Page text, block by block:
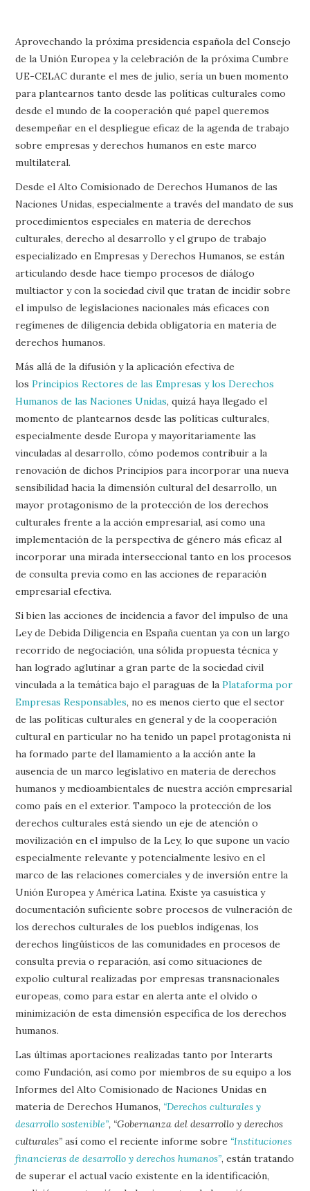
Aprovechando la próxima presidencia española del Consejo
de la Unión Europea y la celebración de la próxima Cumbre
UE-CELAC durante el mes de julio, sería un buen momento
para plantearnos tanto desde las políticas culturales como
desde el mundo de la cooperación qué papel queremos
desempeñar en el despliegue eficaz de la agenda de trabajo
sobre empresas y derechos humanos en este marco
multilateral.
Desde el Alto Comisionado de Derechos Humanos de las
Naciones Unidas, especialmente a través del mandato de sus
procedimientos especiales en materia de derechos
culturales, derecho al desarrollo y el grupo de trabajo
especializado en Empresas y Derechos Humanos, se están
articulando desde hace tiempo procesos de diálogo
multiactor y con la sociedad civil que tratan de incidir sobre
el impulso de legislaciones nacionales más eficaces con
regímenes de diligencia debida obligatoria en materia de
derechos humanos.
Más allá de la difusión y la aplicación efectiva de
losPrincipios Rectores de las Empresas y los Derechos
Humanos de las Naciones Unidas, quizá haya llegado el
momento de plantearnos desde las políticas culturales,
especialmente desde Europa y mayoritariamente las
vinculadas al desarrollo, cómo podemos contribuir a la
renovación de dichos Principios para incorporar una nueva
sensibilidad hacia la dimensión cultural del desarrollo, un
mayor protagonismo de la protección de los derechos
culturales frente a la acción empresarial, así como una
implementación de la perspectiva de género más eficaz al
incorporar una mirada interseccional tanto en los procesos
de consulta previa como en las acciones de reparación
empresarial efectiva.
Si bien las acciones de incidencia a favor del impulso de una
Ley de Debida Diligencia en España cuentan ya con un largo
recorrido de negociación, una sólida propuesta técnica y
han logrado aglutinar a gran parte de la sociedad civil
vinculada a la temática bajo el paraguas de laPlataforma por
Empresas Responsables, no es menos cierto que el sector
de las políticas culturales en general y de la cooperación
cultural en particular no ha tenido un papel protagonista ni
ha formado parte del llamamiento a la acción ante la
ausencia de un marco legislativo en materia de derechos
humanos y medioambientales de nuestra acción empresarial
como país en el exterior. Tampoco la protección de los
derechos culturales está siendo un eje de atención o
movilización en el impulso de la Ley, lo que supone un vacío
especialmente relevante y potencialmente lesivo en el
marco de las relaciones comerciales y de inversión entre la
Unión Europea y América Latina. Existe ya casuística y
documentación suficiente sobre procesos de vulneración de
los derechos culturales de los pueblos indígenas, los
derechos lingüísticos de las comunidades en procesos de
consulta previa o reparación, así como situaciones de
expolio cultural realizadas por empresas transnacionales
europeas, como para estar en alerta ante el olvido o
minimización de esta dimensión específica de los derechos
humanos.
Las últimas aportaciones realizadas tanto por Interarts
como Fundación, así como por miembros de su equipo a los
Informes del Alto Comisionado de Naciones Unidas en
materia de Derechos Humanos, “Derechos culturales y
desarrollo sostenible”, “Gobernanza del desarrollo y derechos
culturales”así como el reciente informe sobre “Instituciones
financieras de desarrollo y derechos humanos”, están tratando
de superar el actual vacío existente en la identificación,